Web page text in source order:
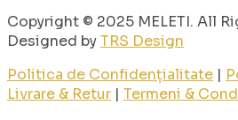
Copyright © 2025 MELETI. All
Designed byTRS Design
Politica de Confidențialitate |
Livrare & Retur | Termeni &